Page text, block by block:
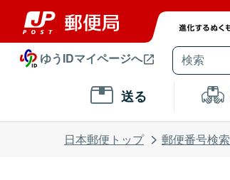
ゆうIDマイページへ
送る
日本郵便トップ 郵便番号検索